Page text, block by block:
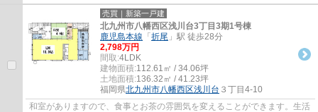
売買｜新築一戸建
北九州市八幡西区浅川台3丁目3期1号棟
鹿児島本線 「 折尾 」駅 徒歩28分
2,798万円
間取:4LDK
建物面積:112.61㎡ / 34.06坪
土地面積:136.32㎡ / 41.23坪
福岡県北九州市八幡西区浅川台 ３丁目4-10
和室がありますので、食事とお茶の雰囲気を変えることができます。生活